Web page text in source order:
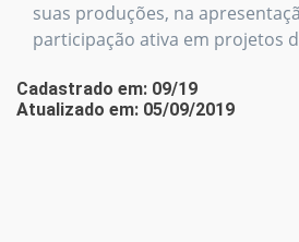
suas produções, na
participação ativa em projetos
Cadastrado em: 09/19
Atualizado em: 05/09/2019